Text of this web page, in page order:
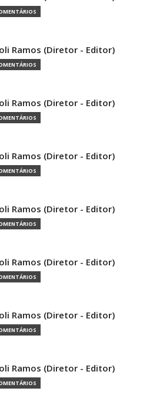
Ramos (Diretor - Editor)
Ramos (Diretor - Editor)
Ramos (Diretor - Editor)
Ramos (Diretor - Editor)
Ramos (Diretor - Editor)
Ramos (Diretor - Editor)
Ramos (Diretor - Editor)